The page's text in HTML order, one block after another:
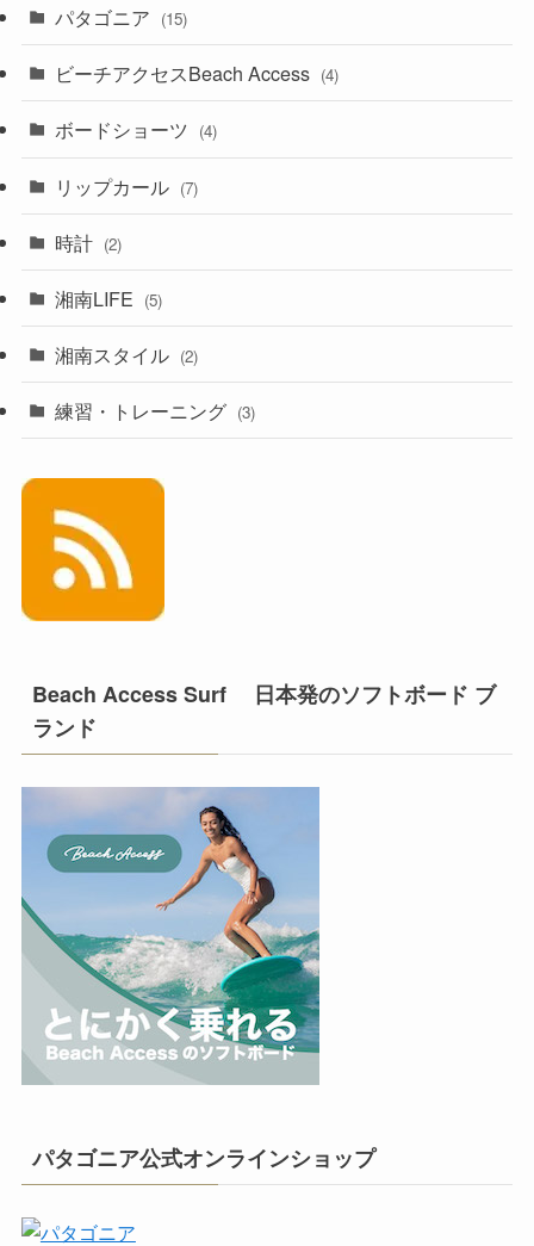
パタゴニア (15)
ビーチアクセスBeach Access (4)
ボードショーツ (4)
リップカール (7)
時計 (2)
湘南LIFE (5)
湘南スタイル (2)
練習・トレーニング (3)
Beach Access Surf 日本発のソフトボード ブ
ランド
パタゴニア公式オンラインショップ